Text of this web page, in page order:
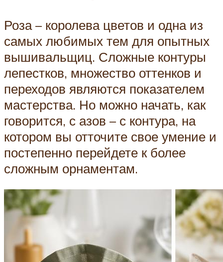
Роза – королева цветов и одна из
самых любимых тем для опытных
вышивальщиц. Сложные контуры
лепестков, множество оттенков и
переходов являются показателем
мастерства. Но можно начать, как
говорится, с азов – с контура, на
котором вы отточите свое умение и
постепенно перейдете к более
сложным орнаментам.